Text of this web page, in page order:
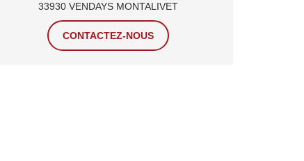
33930 VENDAYS MONTALIVET
CONTACTEZ-NOUS